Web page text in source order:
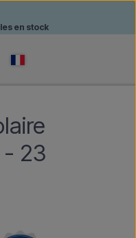
en stock
- 23